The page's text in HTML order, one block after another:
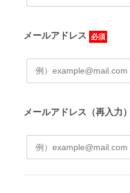
メールアドレス 必須
メールアドレス（再入力）